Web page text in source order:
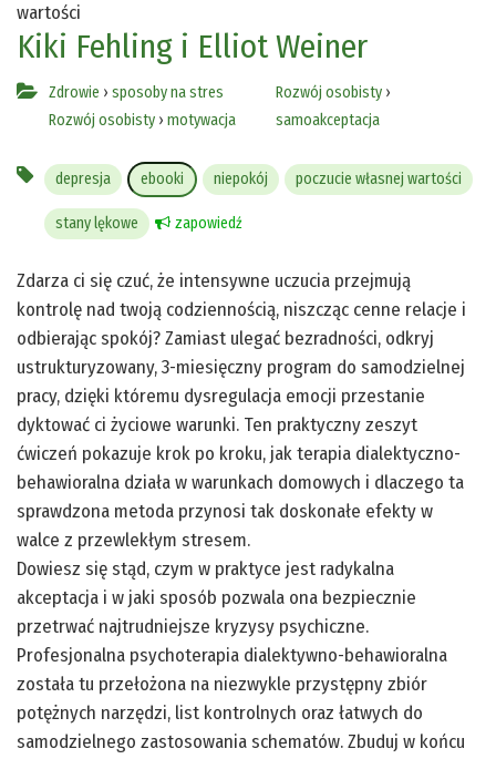
wartości
Kiki Fehling i Elliot Weiner
Zdrowie › sposoby na stres
Rozwój osobisty › motywacja
Rozwój osobisty›
samoakceptacja
depresja ebooki niepokój poczucie własnej wartości
stany lękowe zapowiedź
Zdarza ci się czuć, że intensywne uczucia przejmują
kontrolę nad twoją codziennością, niszcząc cenne relacje i
odbierając spokój? Zamiast ulegać bezradności, odkryj
ustrukturyzowany, 3-miesięczny program do samodzielnej
pracy, dzięki któremu dysregulacja emocji przestanie
dyktować ci życiowe warunki. Ten praktyczny zeszyt
ćwiczeń pokazuje krok po kroku, jak terapia dialektyczno-
behawioralna działa w warunkach domowych i dlaczego ta
sprawdzona metoda przynosi tak doskonałe efekty w
walce z przewlekłym stresem.
Dowiesz się stąd, czym w praktyce jest radykalna
akceptacja i w jaki sposób pozwala ona bezpiecznie
przetrwać najtrudniejsze kryzysy psychiczne.
Profesjonalna psychoterapia dialektywno-behawioralna
została tu przełożona na niezwykle przystępny zbiór
potężnych narzędzi, list kontrolnych oraz łatwych do
samodzielnego zastosowania schematów. Zbuduj w końcu